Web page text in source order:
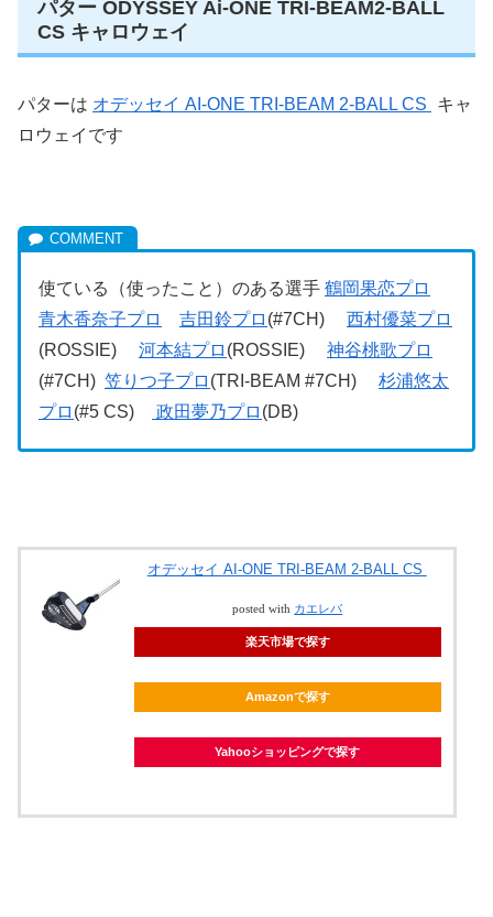
パター ODYSSEY Ai-ONE TRI-BEAM2-BALL
CS キャロウェイ
パターは オデッセイ AI-ONE TRI-BEAM 2-BALL CS
キャ
ロウェイです
使ている（使ったこと）のある選手 鶴岡果恋プロ
青木香奈子プロ
吉田鈴プロ (#7CH) 西村優菜プロ
(ROSSIE) 河本結プロ (ROSSIE) 神谷桃歌プロ
(#7CH) 笠りつ子プロ (TRI-BEAM #7CH) 杉浦悠太
プロ (#5 CS) 政田夢乃プロ (DB)
オデッセイ AI-ONE TRI-BEAM 2-BALL CS
posted with カエレバ
楽天市場で探す
Amazonで探す
Yahooショッピングで探す